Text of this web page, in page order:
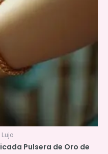
Lujo
Pulsera de Oro de